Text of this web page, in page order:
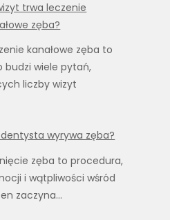
trwa leczenie
zęba?
kanałowe zęba to
budzi wiele pytań,
liczby wizyt
wyrywa zęba?
zęba to procedura,
i wątpliwości wśród
zaczyna…